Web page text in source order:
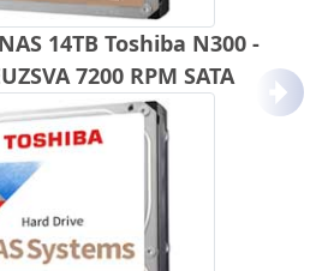
14TB Toshiba N300 -
7200 RPM SATA